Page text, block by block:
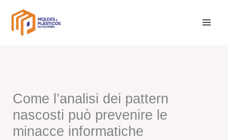
contenido
Come l’analisi dei pattern
nascosti può prevenire le
minacce informatiche